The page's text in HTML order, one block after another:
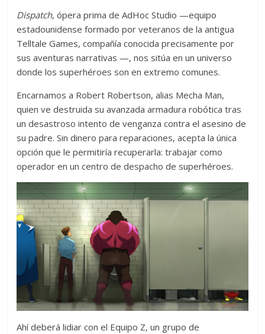
Dispatch, ópera prima de AdHoc Studio —equipo
estadounidense formado por veteranos de la antigua
Telltale Games, compañía conocida precisamente por
sus aventuras narrativas —, nos sitúa en un universo
donde los superhéroes son en extremo comunes.
Encarnamos a Robert Robertson, alias Mecha Man,
quien ve destruida su avanzada armadura robótica tras
un desastroso intento de venganza contra el asesino de
su padre. Sin dinero para reparaciones, acepta la única
opción que le permitiría recuperarla: trabajar como
operador en un centro de despacho de superhéroes.
Ahí deberá lidiar con el Equipo Z, un grupo de